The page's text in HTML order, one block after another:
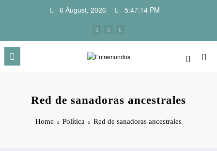
6 August, 2026 5:47:14 PM
Red de sanadoras ancestrales
Home Política Red de sanadoras ancestrales